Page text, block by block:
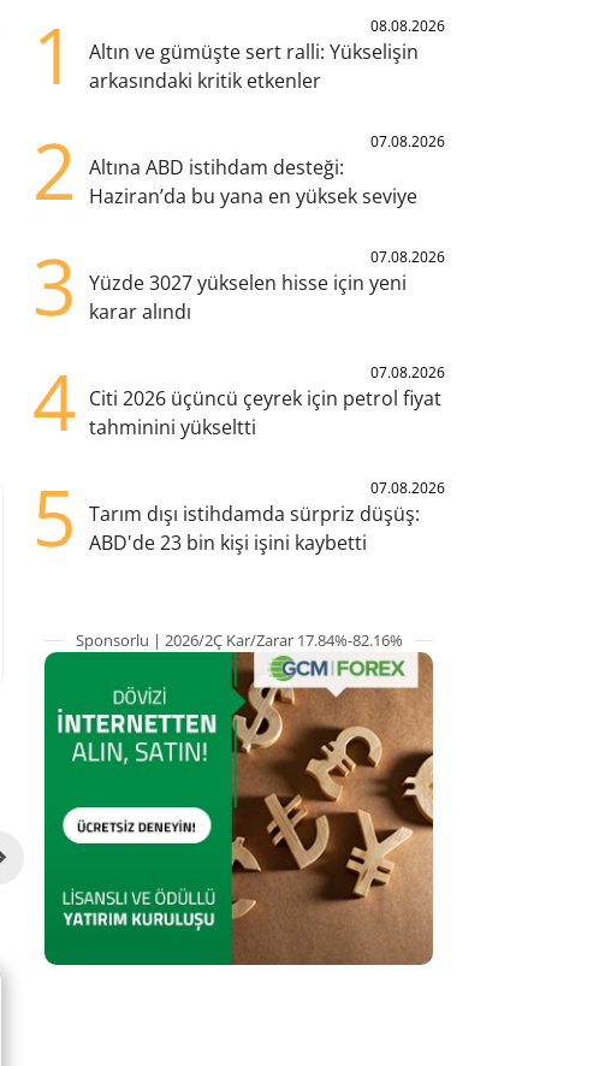
1 08.08.2026
Altın ve gümüşte sert ralli: Yükselişin
arkasındaki kritik etkenler
2 07.08.2026
Altına ABD istihdam desteği:
Haziran’da bu yana en yüksek seviye
3 07.08.2026
Yüzde 3027 yükselen hisse için yeni
karar alındı
4 07.08.2026
Citi 2026 üçüncü çeyrek için petrol fiyat
tahminini yükseltti
5 07.08.2026
Tarım dışı istihdamda sürpriz düşüş:
ABD'de 23 bin kişi işini kaybetti
Sponsorlu | 2026/2Ç Kar/Zarar 17.84%-82.16%